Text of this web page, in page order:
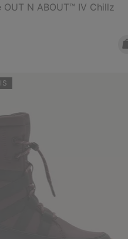
N ABOUT™ IV Chillz